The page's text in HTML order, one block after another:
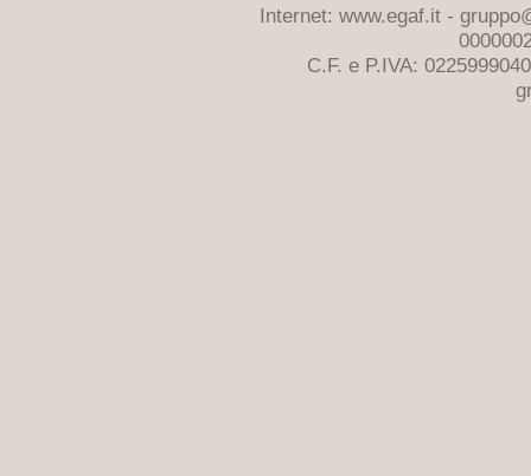
Internet: www.egaf.it -
C.F. e P.IVA: